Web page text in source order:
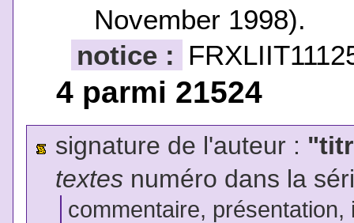
November 1998).
notice :
4 parmi 21524
signature de l'auteur :
textesnuméro dans la
commentaire,